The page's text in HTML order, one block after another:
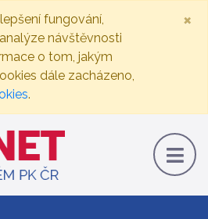
fungování,
návštěvnosti
o tom, jakým
dále zacházeno,
.
×